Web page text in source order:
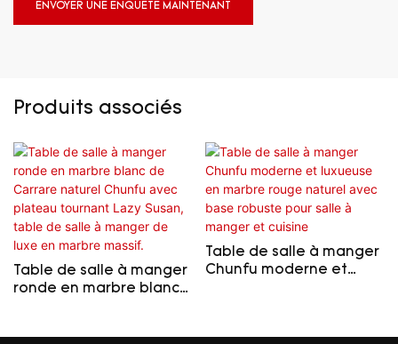
ENVOYER UNE ENQUÊTE MAINTENANT
Produits associés
Table de salle à manger
ronde en marbre blanc
Table de salle à manger
Chunfu moderne et
manger et cuisine